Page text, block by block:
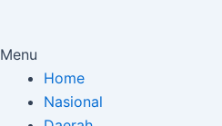
Menu
Home
Nasional